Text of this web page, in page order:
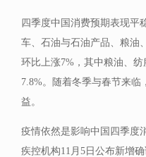
四季度中国消费预期表现平
车、石油与石油产品、粮油
环比上涨7%，其中粮油、
7.8%。随着冬季与春节来
益。
疫情依然是影响中国四季度
疾控机构11月5日公布新增